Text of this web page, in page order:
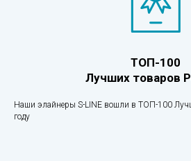
ТОП-100
Лучших товаров
Наши элайнеры S-LINE вошли в ТОП-100
году